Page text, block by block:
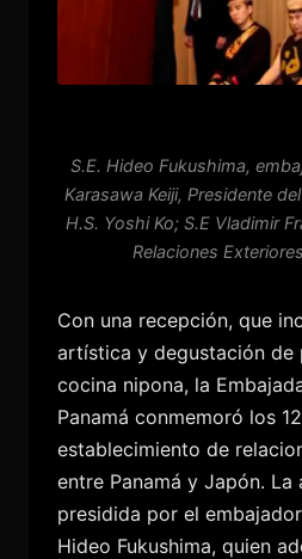
S.E. Hideo Fukushima,
Karasawa Keiji, Presidente
H.S. Yoshi Ko; S.E Vladimir
Relaciones
Con una recepción, que
artística y degustación de
cocina nipona, la
Panamá conmemoró los
establecimiento de
entre Panamá y Japón.
presidida por el
Hideo Fukushima, quien